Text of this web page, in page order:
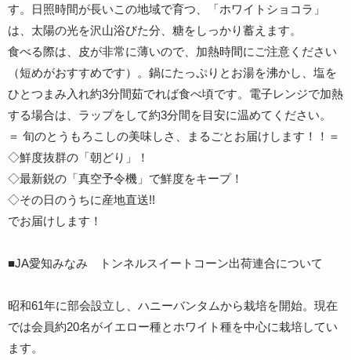
す。日照時間が長いこの地域で育つ、「ホワイトショコラ」
は、太陽の光を沢山浴びた分、糖をしっかり蓄えます。
食べる際は、皮が非常に薄いので、加熱時間にご注意ください
（短めがおすすめです）。鍋にたっぷりとお湯を沸かし、塩を
ひとつまみ入れ約3分間茹でれば食べ頃です。電子レンジで加熱
する場合は、ラップをして約3分間を目安に温めてください。
＝ 旬のとうもろこしの美味しさ、まるごとお届けします！！＝
◇鮮度抜群の「朝どり」！
◇最新鋭の「真空予令機」で鮮度をキープ！
◇その日のうちに産地直送!!
でお届けします！
■JA愛知みなみ トンネルスイートコーン出荷連合について
昭和61年に部会設立し、ハニーバンタムから栽培を開始。現在
では会員約20名がイエロー種とホワイト種を中心に栽培してい
ます。